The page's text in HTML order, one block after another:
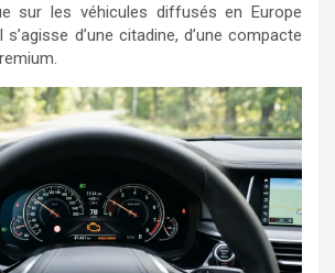
sur les véhicules diffusés en Europe
s’agisse d’une citadine, d’une compacte